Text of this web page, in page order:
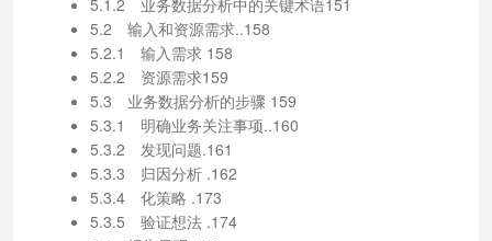
5.2 输入和资源需求..158
5.2.1 输入需求 158
5.2.2 资源需求159
5.3 业务数据分析的步骤 159
5.3.1 明确业务关注事项..160
5.3.2 发现问题.161
5.3.3 归因分析 .162
5.3.4 化策略 .173
5.3.5 验证想法 .174